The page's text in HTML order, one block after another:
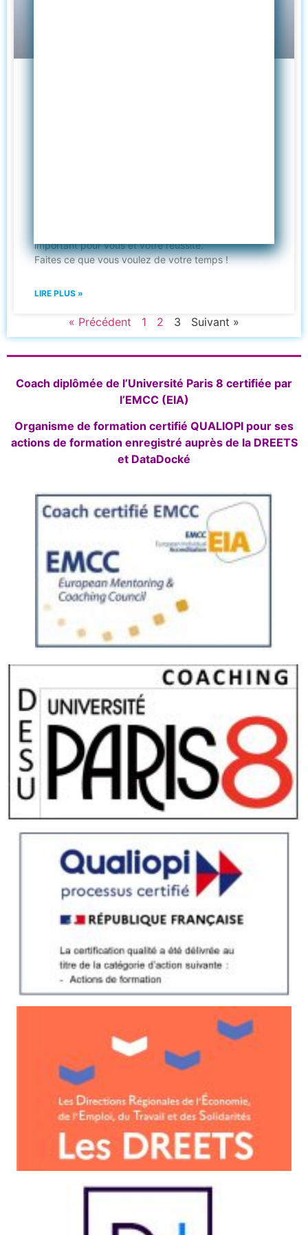
important pour vous et votre réussite.
Faites ce que vous voulez de votre temps !
LIRE PLUS »
« Précédent 1 2 3 Suivant »
Coach diplômée de l’Université Paris 8 certifiée par
l’EMCC (EIA)
Organisme de formation certifié QUALIOPI pour ses
actions de formation enregistré auprès de la DREETS
et DataDocké